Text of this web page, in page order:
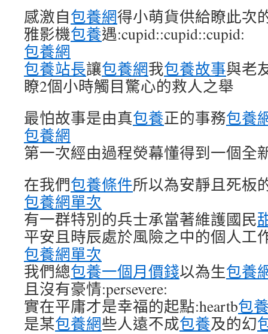
感激自包養網得小萌貨供給瞭此次
雅影機包養遇:cupid::cupid::cupid:
包養網
包養站長讓包養網我包養故事與老
瞭2個小時觸目驚心的救人之舉
最怕故事是由真包養正的事務包養
包養網
第一次經由過程熒幕懂得到一個全
在我們包養條件所以為安靜且死板
包養網單次
有一群特別的兵士承當著維護國民
平安且時辰處於風險之中的個人工
包養網單次
我們總包養一個月價錢以為生包養
且沒有豪情:persevere:
實在平庸才是幸福的起點:heartb包
是某包養網些人遠不成包養及的幻